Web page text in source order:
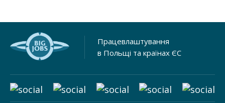
Працевлаштування
в Польщі та країнах ЄС